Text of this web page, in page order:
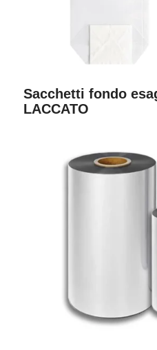
Sacchetti fondo
LACCATO